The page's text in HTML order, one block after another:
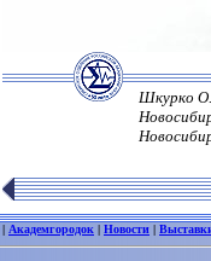
Шкурко
| Академгородок | Новости |